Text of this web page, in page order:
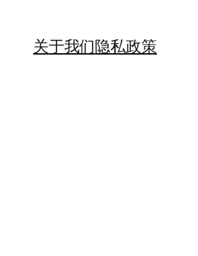
关于我们隐私政策